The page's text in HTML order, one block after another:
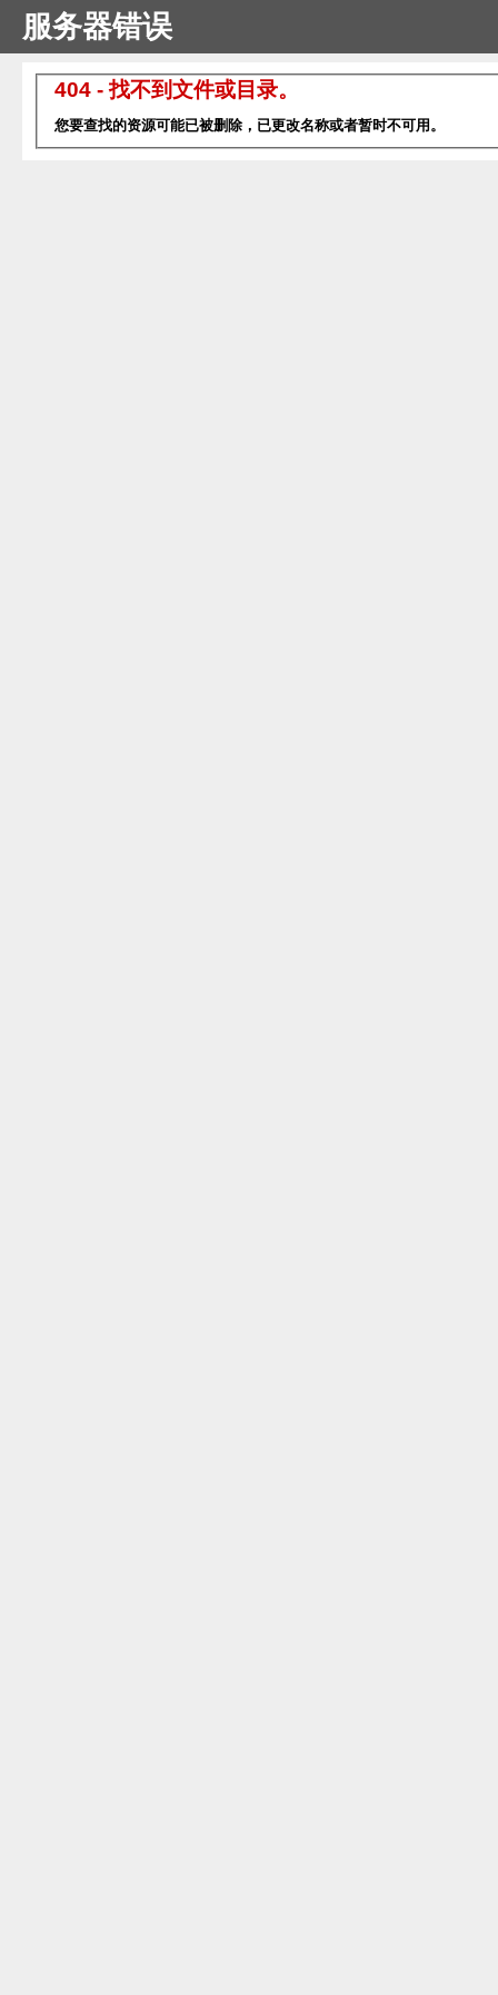
服务器错误
404 - 找不到文件或目录。
您要查找的资源可能已被删除，已更改名称或者暂时不可用。